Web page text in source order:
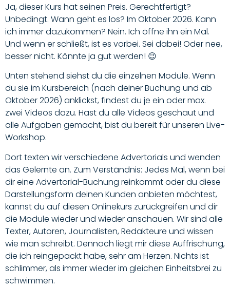
Ja, dieser Kurs hat seinen Preis. Gerechtfertigt?
Unbedingt. Wann geht es los? Im Oktober 2026. Kann
ich immer dazukommen? Nein. Ich öffne ihn ein Mal.
Und wenn er schließt, ist es vorbei. Sei dabei! Oder nee,
besser nicht. Könnte ja gut werden! 😉
Unten stehend siehst du die einzelnen Module. Wenn
du sie im Kursbereich (nach deiner Buchung und ab
Oktober 2026) anklickst, findest du je ein oder max.
zwei Videos dazu. Hast du alle Videos geschaut und
alle Aufgaben gemacht, bist du bereit für unseren Live-
Workshop.
Dort texten wir verschiedene Advertorials und wenden
das Gelernte an. Zum Verständnis: Jedes Mal, wenn bei
dir eine Advertorial-Buchung reinkommt oder du diese
Darstellungsform deinen Kunden anbieten möchtest,
kannst du auf diesen Onlinekurs zurückgreifen und dir
die Module wieder und wieder anschauen. Wir sind alle
Texter, Autoren, Journalisten, Redakteure und wissen
wie man schreibt. Dennoch liegt mir diese Auffrischung,
die ich reingepackt habe, sehr am Herzen. Nichts ist
schlimmer, als immer wieder im gleichen Einheitsbrei zu
schwimmen.